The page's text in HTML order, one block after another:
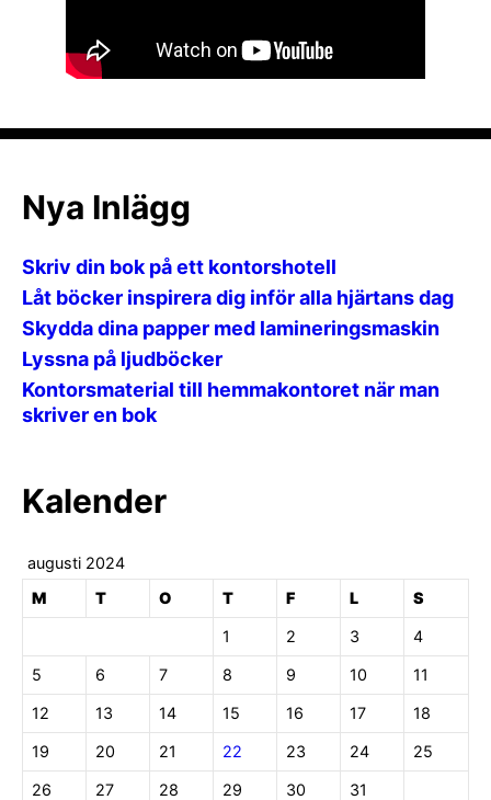
Nya Inlägg
Skriv din bok på ett kontorshotell
Låt böcker inspirera dig inför alla hjärtans dag
Skydda dina papper med lamineringsmaskin
Lyssna på ljudböcker
Kontorsmaterial till hemmakontoret när man
skriver en bok
Kalender
augusti 2024
M
T O T F L S
1 2 3 4
5 6 7 8 9 10 11
12 13 14 15 16 17 18
19 20 21 22 23 24 25
26 27 28 29 30 31